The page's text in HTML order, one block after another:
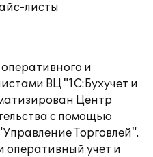
листы
и
ВЦ "1С:Бухучет и
Центр
с помощью
Торговлей".
оперативный учет и